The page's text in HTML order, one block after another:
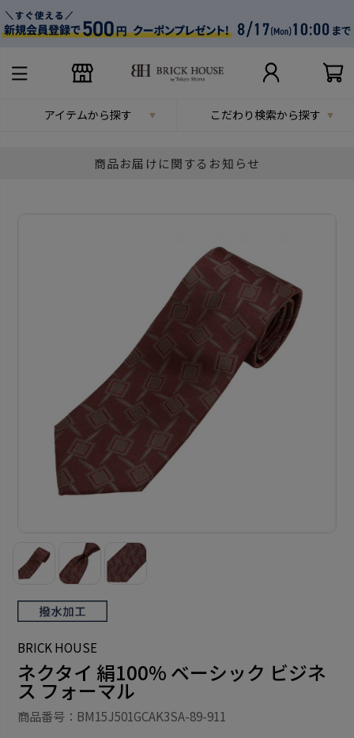
アイテムから探す こだわり検索から探す
商品お届けに関するお知らせ
BRICK HOUSE
ネクタイ 絹100% ベーシック ビジネ
ス フォーマル
商品番号：BM15J501GCAK3SA-89-911